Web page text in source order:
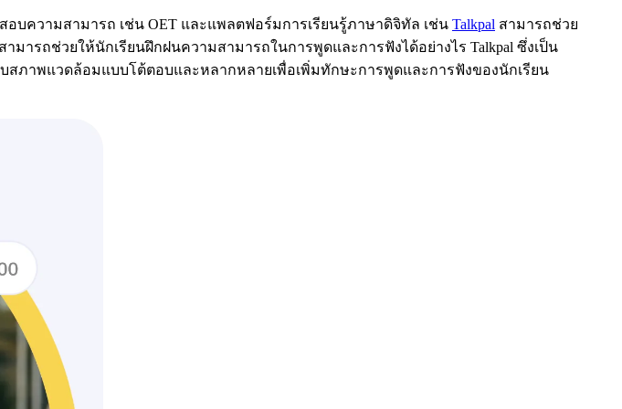
ความสามารถ เช่น OET และแพลตฟอร์มการเรียนรู้ภาษาดิจิทัล เช่น Talkpal สามารถช่วย
ารถช่วยให้นักเรียนฝึกฝนความสามารถในการพูดและการฟังได้อย่างไร Talkpal ซึ่งเป็น
อบสภาพแวดล้อมแบบโต้ตอบและหลากหลายเพื่อเพิ่มทักษะการพูดและการฟังของนักเรียน